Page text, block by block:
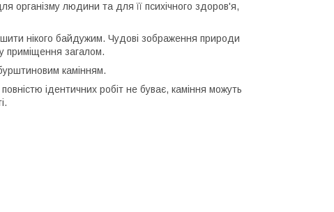
організму людини та для її психічного здоров'я,
нікого байдужим. Чудові зображення природи
приміщення загалом.
камінням.
ідентичних робіт не буває, каміння можуть